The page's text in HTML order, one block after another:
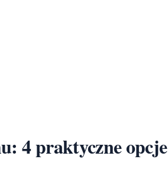
4 praktyczne opcje